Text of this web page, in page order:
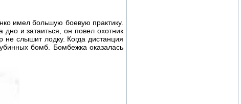
имел большую боевую практику.
дно и затаиться, он повел охотник
слышит лодку. Когда дистанция
бомб. Бомбежка оказалась